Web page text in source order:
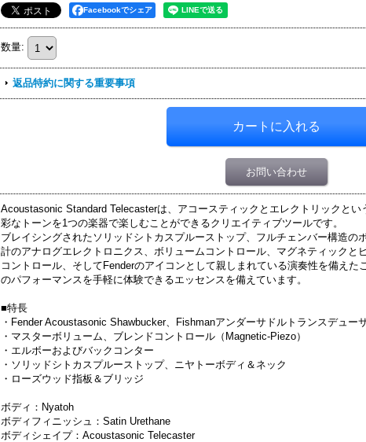
Facebookでシェア
数量:
返品特約に関する重要事項
お問い合わせ
Acoustasonic Standard Telecasterは、アコースティックとエレクトリックと
彩なトーンを1つの楽器で楽しむことができるクリエイティブツールです。
ブレイシングされたソリッドシトカスプルーストップ、フルチェンバー構造の
計のアナログエレクトロニクス、ボリュームコントロール、マグネティックと
コントロール、そしてFenderのアイコンとして親しまれている演奏性を備え
のパフォーマンスを手軽に体験できるエッセンスを備えています。
■特長
・Fender Acoustasonic Shawbucker、Fishmanアンダーサドルトランスデュー
・マスターボリューム、ブレンドコントロール（Magnetic-Piezo）
・エルボーおよびバックコンター
・ソリッドシトカスプルーストップ、ニヤトーボディ＆ネック
・ローズウッド指板＆ブリッジ
ボディ：Nyatoh
ボディフィニッシュ：Satin Urethane
ボディシェイプ：Acoustasonic Telecaster